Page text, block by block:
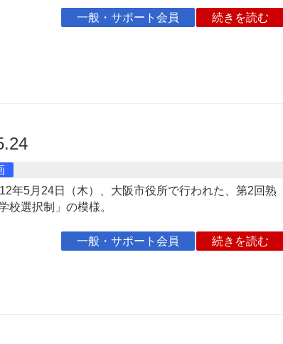
一般・サポート会員 続きを読む
年5月24日（木）、大阪市役所で行われた、第2回熟
校選択制」の模様。
一般・サポート会員 続きを読む